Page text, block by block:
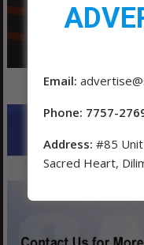
Email:
Phone: 7757-
Address: #85 Unit
Sacred Heart,